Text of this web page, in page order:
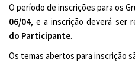
O período de inscrições para os
06/04, e a inscrição deverá ser
do Participante.
Os temas abertos para inscrição